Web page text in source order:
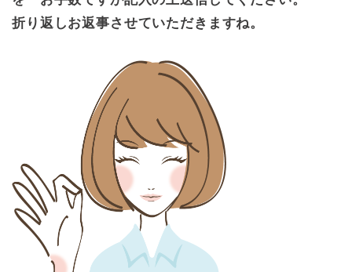
折り返しお返事させていただきますね。